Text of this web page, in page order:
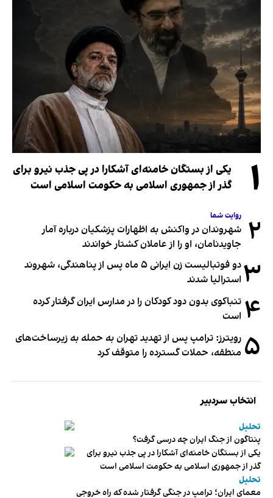
۱
یکی از بستگان خامنه‌ای آشکارا در پی جذب نیرو برای
گذر از جمهوری اسلامی به حکومت اسلامی است
۲ روایت شما
شهروندان در واکنش به اظهارات پزشکیان درباره آمار
جاویدنامان، او را از عاملان کشتار خواندند
۳
دو فوتبالیست زن ایرانی ۵ ماه پس از پناهندگی، شهروند
استرالیا شدند
۴ تنباکوی بدون دود کودکان را در مدارس ایران گرفتار کرده
است
۵ رویترز: ترامپ پس از تهدید تهران به حمله به زیرساخت‌های
منطقه، حملات گسترده را متوقف کرد
انتخاب سردبیر
تحلیل
پنتاگون از جنگ ایران چه درسی گرفت؟
یکی از بستگان خامنه‌ای آشکارا در پی جذب نیرو برای
گذر از جمهوری اسلامی به حکومت اسلامی است
تحلیل
معمای ایران؛ ترامپ در جنگی گرفتار شده که راه خروجی